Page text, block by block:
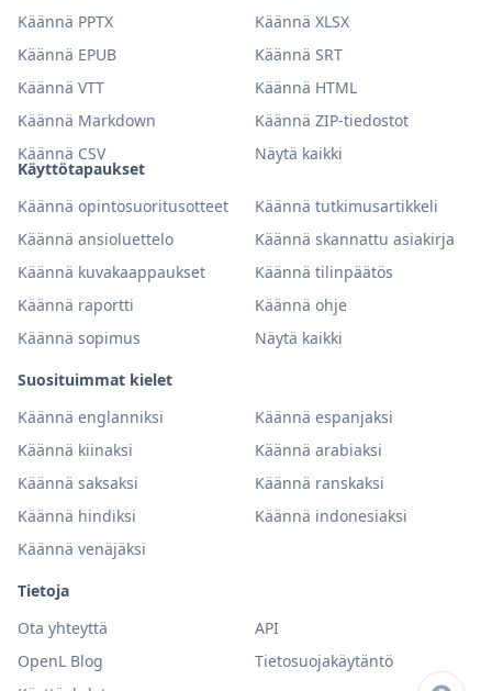
Käyttötapaukset
Käännä opintosuoritusotteet
Käännä tutkimusartikkeli
Käännä ansioluettelo
Käännä skannattu asiakirja
Käännä kuvakaappaukset
Käännä tilinpäätös
Käännä raportti
Käännä ohje
Käännä sopimus
Näytä kaikki
Suosituimmat kielet
Käännä englanniksi
Käännä espanjaksi
Käännä kiinaksi
Käännä arabiaksi
Käännä saksaksi
Käännä ranskaksi
Käännä hindiksi
Käännä indonesiaksi
Käännä venäjäksi
Käännä PPTX
Käännä XLSX
Käännä EPUB
Käännä SRT
Käännä VTT
Käännä HTML
Käännä Markdown
Käännä ZIP-tiedostot
Käännä CSV
Näytä kaikki
Tietoja
Ota yhteyttä
API
OpenL Blog
Tietosuojakäytäntö